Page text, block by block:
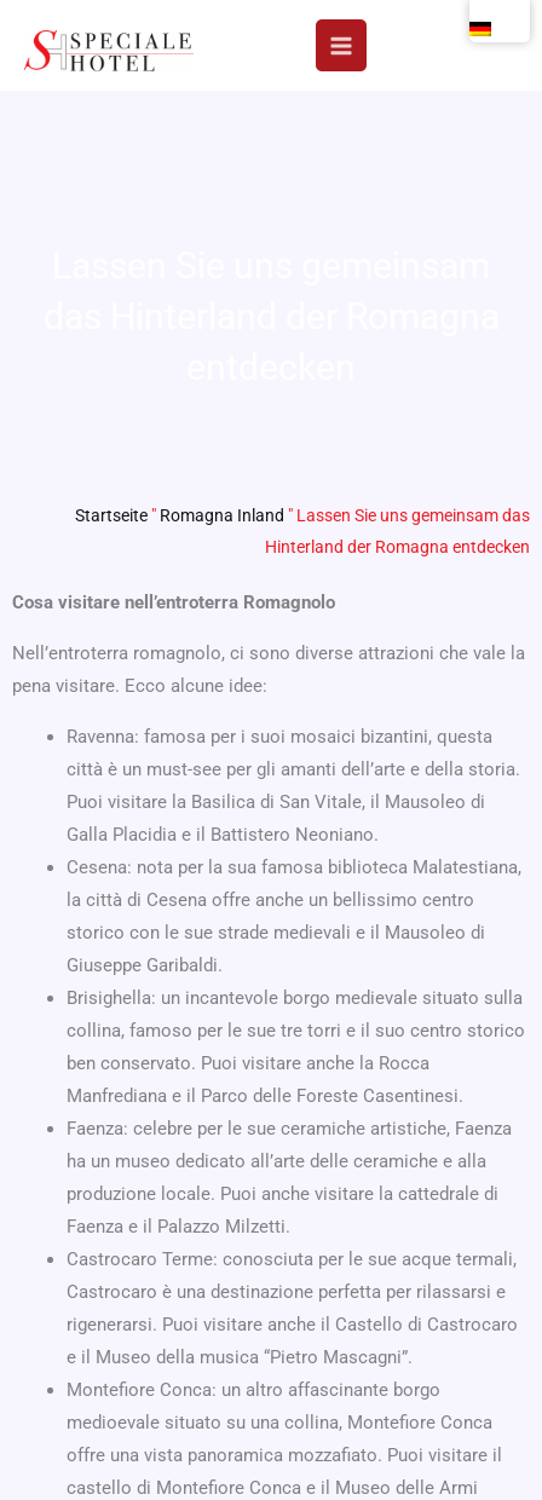
Inhalt
Startseite " Romagna Inland " Lassen Sie uns gemeinsam das
Hinterland der Romagna entdecken
Cosa visitare nell’entroterra Romagnolo
Nell’entroterra romagnolo, ci sono diverse attrazioni che vale la
pena visitare. Ecco alcune idee:
Ravenna: famosa per i suoi mosaici bizantini, questa
città è un must-see per gli amanti dell’arte e della storia.
Puoi visitare la Basilica di San Vitale, il Mausoleo di
Galla Placidia e il Battistero Neoniano.
Cesena: nota per la sua famosa biblioteca Malatestiana,
la città di Cesena offre anche un bellissimo centro
storico con le sue strade medievali e il Mausoleo di
Giuseppe Garibaldi.
Brisighella: un incantevole borgo medievale situato sulla
collina, famoso per le sue tre torri e il suo centro storico
ben conservato. Puoi visitare anche la Rocca
Manfrediana e il Parco delle Foreste Casentinesi.
Faenza: celebre per le sue ceramiche artistiche, Faenza
ha un museo dedicato all’arte delle ceramiche e alla
produzione locale. Puoi anche visitare la cattedrale di
Faenza e il Palazzo Milzetti.
Castrocaro Terme: conosciuta per le sue acque termali,
Castrocaro è una destinazione perfetta per rilassarsi e
rigenerarsi. Puoi visitare anche il Castello di Castrocaro
e il Museo della musica “Pietro Mascagni”.
Montefiore Conca: un altro affascinante borgo
medioevale situato su una collina, Montefiore Conca
offre una vista panoramica mozzafiato. Puoi visitare il
castello di Montefiore Conca e il Museo delle Armi